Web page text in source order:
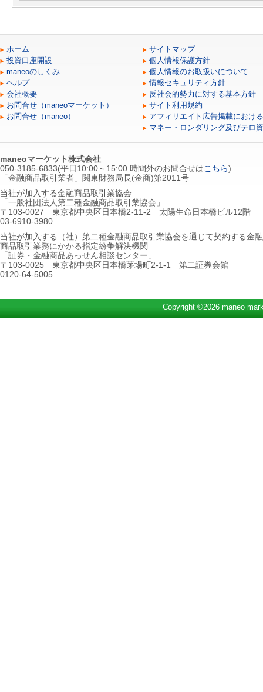
ホーム
投資口座開設
maneoのしくみ
ヘルプ
会社概要
お問合せ（maneoマーケット）
お問合せ（maneo）
サイトマップ
個人情報保護方針
個人情報のお取扱いについて
情報セキュリティ方針
反社会的勢力に対する基本方針
サイト利用規約
アフィリエイト広告掲載におけ
マネー・ロンダリング及びテロ
maneoマーケット株式会社
050-3185-6833(平日10:00～15:00 時間外のお問合せは こちら)
「金融商品取引業者」関東財務局長(金商)第2011号
当社が加入する金融商品取引業協会
「一般社団法人第二種金融商品取引業協会」
〒103-0027 東京都中央区日本橋2-11-2 太陽生命日本橋ビル12階
03-6910-3980
当社が加入する（社）第二種金融商品取引業協会を通じて契約する金融
商品取引業務にかかる指定紛争解決機関
「証券・金融商品あっせん相談センター」
〒103-0025 東京都中央区日本橋茅場町2-1-1 第二証券会館
0120-64-5005
Copyright ©2026 maneo